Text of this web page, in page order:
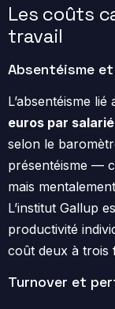
Les coûts
travail
Absentéisme
L’absentéisme
euros par
selon le
présentéisme —
mais
L’institut Gallup
productivité
coût deux à trois
Turnover et